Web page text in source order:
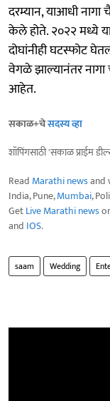
दरम्यान, याआधी
केले होते. २०२२ मध्ये या
दोघांनीही घटस्फोट
वेगळे झाल्यानंतर
आहेत.
सकाळ+चेसदस्य व्हा
शॉपिंगसाठी 'सकाळ प्राईम
Read Marathi newsand
India, Pune,Mumbai,
GetLive Marathi news
and IOS.
saam Wedding